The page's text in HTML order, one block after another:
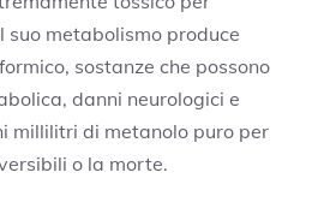
suo metabolismo produce
sostanze che possono
danni neurologici e
millilitri di metanolo puro per
o la morte.